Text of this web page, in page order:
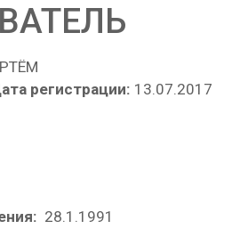
регистрации: 13.07.2017
28.1.1991